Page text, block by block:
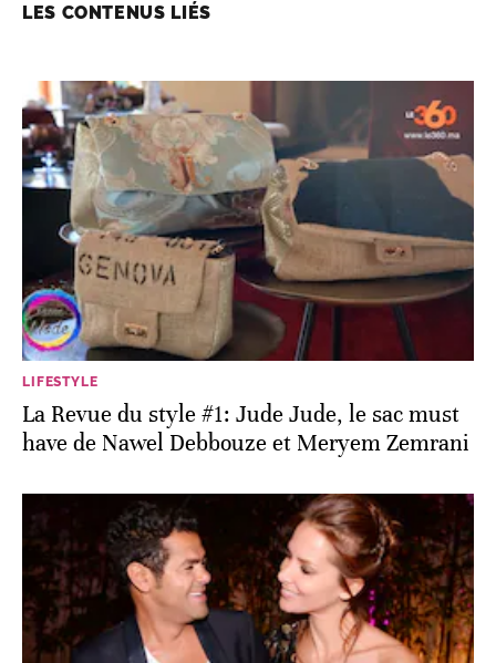
LES CONTENUS LIÉS
LIFESTYLE
La Revue du style #1: Jude Jude, le sac must
have de Nawel Debbouze et Meryem Zemrani